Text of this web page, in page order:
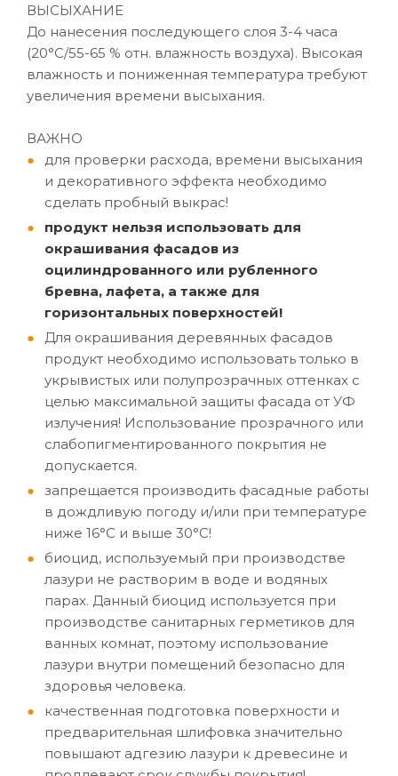
ВЫСЫХАНИЕ
До нанесения последующего слоя 3-4 часа
(20°C/55-65 % отн. влажность воздуха). Высокая
влажность и пониженная температура требуют
увеличения времени высыхания.
ВАЖНО
для проверки расхода, времени высыхания
и декоративного эффекта необходимо
сделать пробный выкрас!
продукт нельзя использовать для
окрашивания фасадов из
оцилиндрованного или рубленного
бревна, лафета, а также для
горизонтальных поверхностей!
Для окрашивания деревянных фасадов
продукт необходимо использовать только в
укрывистых или полупрозрачных оттенках с
целью максимальной защиты фасада от УФ
излучения! Использование прозрачного или
слабопигментированного покрытия не
допускается.
запрещается производить фасадные работы
в дождливую погоду и/или при температуре
ниже 16°C и выше 30°C!
биоцид, используемый при производстве
лазури не растворим в воде и водяных
парах. Данный биоцид используется при
производстве санитарных герметиков для
ванных комнат, поэтому использование
лазури внутри помещений безопасно для
здоровья человека.
качественная подготовка поверхности и
предварительная шлифовка значительно
повышают адгезию лазури к древесине и